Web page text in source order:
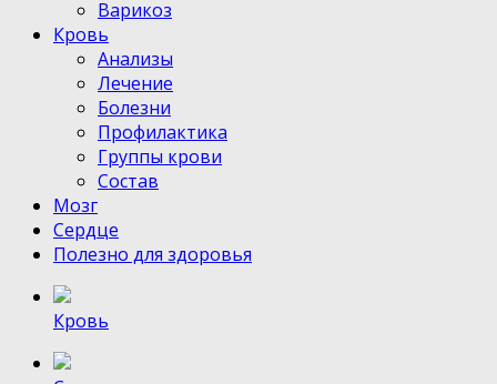
Варикоз
Кровь
Анализы
Лечение
Болезни
Профилактика
Группы крови
Состав
Мозг
Сердце
Полезно для здоровья
Кровь